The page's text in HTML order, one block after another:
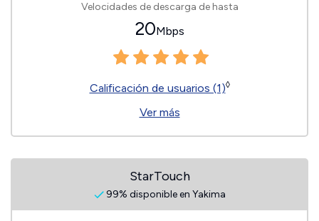
Velocidades de descarga de hasta
20Mbps
Calificación de usuarios (1)◊
Ver más
StarTouch
99% disponible en Yakima